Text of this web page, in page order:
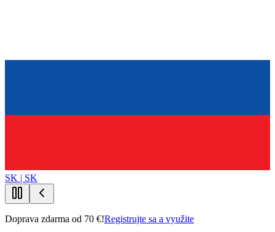
SK | SK
Doprava zdarma od 70 €!Registrujte sa a využite